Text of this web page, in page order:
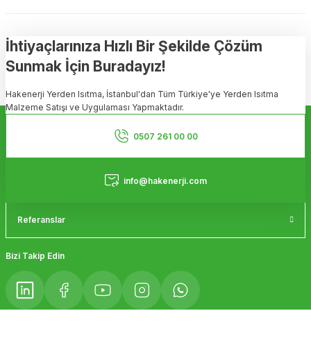
Görüş ve önerileriniz için teşekkür ederiz.
Ürün resmi kalitesiz, bozuk veya görüntülenemiyor.
Ürün açıklamasında eksik bilgiler bulunuyor.
Ürün bilgilerinde hatalar bulunuyor.
Ürün fiyatı diğer sitelerden daha pahalı.
Bu ürüne benzer farklı alternatifler olmalı.
İhtiyaçlarınıza Hızlı Bir Şekilde Çözüm
Sunmak İçin Buradayız!
Hakenerji Yerden Isıtma, İstanbul'dan Tüm Türkiye'ye Yerden Isıtma
Malzeme Satışı ve Uygulaması Yapmaktadır.
0507 261 00 00
info@hakenerji.com
Referanslar
Bizi Takip Edin